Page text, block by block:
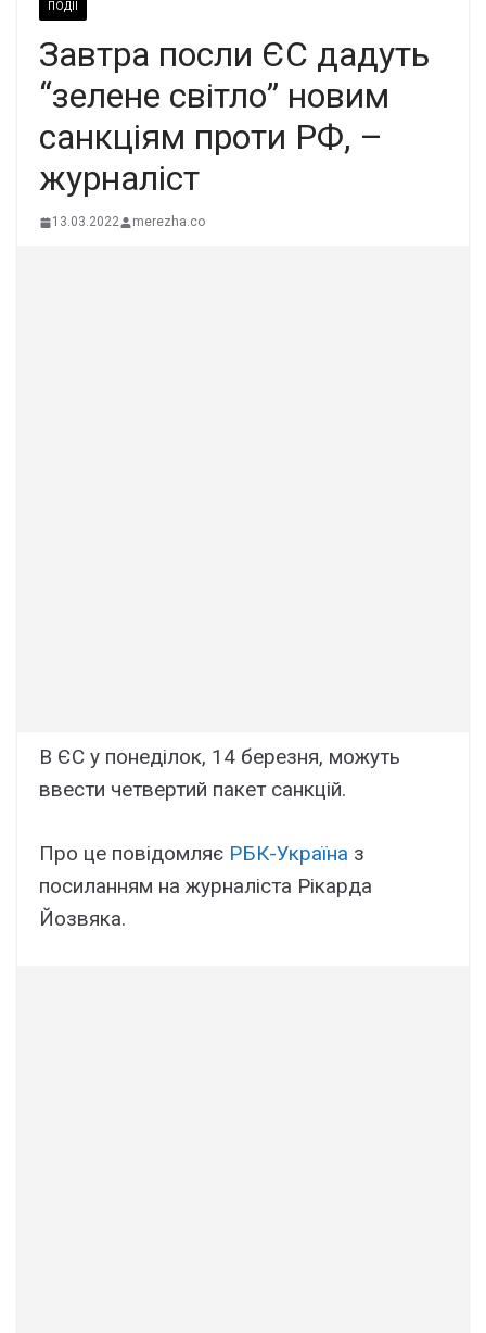
ПОДІЇ
Завтра посли ЄС дадуть
“зелене світло” новим
санкціям проти РФ, –
журналіст
13.03.2022 merezha.co
В ЄС у понеділок, 14 березня, можуть
ввести четвертий пакет санкцій.
Про це повідомляє РБК-Україна з
посиланням на журналіста Рікарда
Йозвяка.